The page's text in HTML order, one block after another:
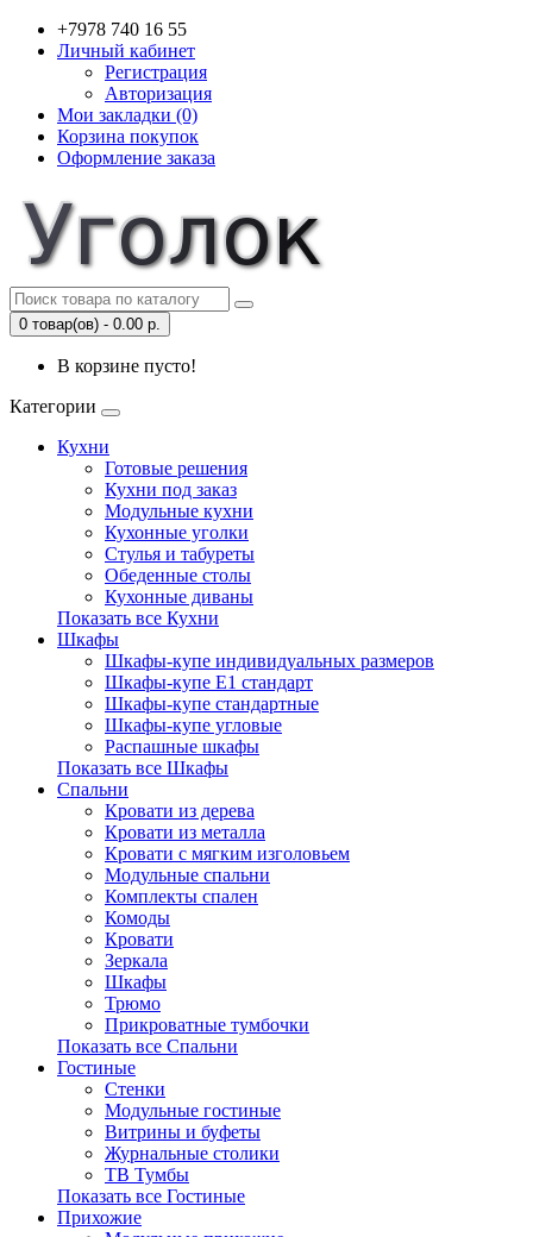
+7978 740 16 55
Личный кабинет
Регистрация
Авторизация
Мои закладки (0)
Корзина покупок
Оформление заказа
0 товар(ов) - 0.00 р.
В корзине пусто!
Категории
Кухни
Готовые решения
Кухни под заказ
Модульные кухни
Кухонные уголки
Стулья и табуреты
Обеденные столы
Кухонные диваны
Показать все Кухни
Шкафы
Шкафы-купе индивидуальных размеров
Шкафы-купе Е1 стандарт
Шкафы-купе стандартные
Шкафы-купе угловые
Распашные шкафы
Показать все Шкафы
Спальни
Кровати из дерева
Кровати из металла
Кровати с мягким изголовьем
Модульные спальни
Комплекты спален
Комоды
Кровати
Зеркала
Шкафы
Трюмо
Прикроватные тумбочки
Показать все Спальни
Гостиные
Стенки
Модульные гостиные
Витрины и буфеты
Журнальные столики
ТВ Тумбы
Показать все Гостиные
Прихожие